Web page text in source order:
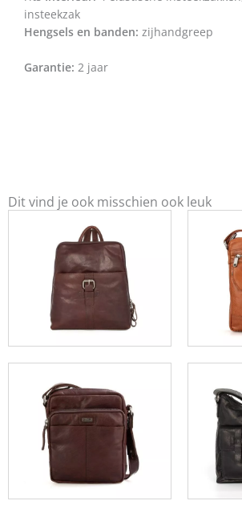
insteekzak
Hengsels en banden: zijhandgreep
Garantie: 2 jaar
Dit vind je ook misschien ook leuk